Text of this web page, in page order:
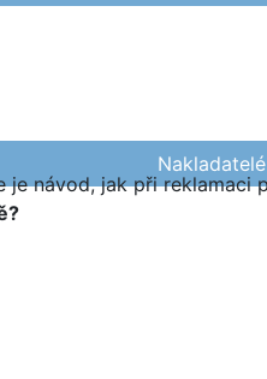
Nakladatelé
je návod, jak při reklamaci